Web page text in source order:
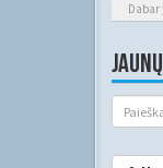
Dabar